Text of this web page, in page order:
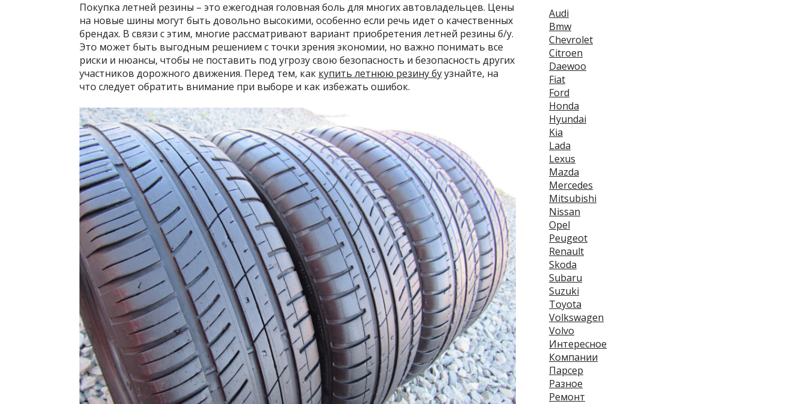
Покупка летней резины – это ежегодная головная боль для многих автовладельцев. Цены
на новые шины могут быть довольно высокими, особенно если речь идет о качественных
брендах. В связи с этим, многие рассматривают вариант приобретения летней резины б/у.
Это может быть выгодным решением с точки зрения экономии, но важно понимать все
риски и нюансы, чтобы не поставить под угрозу свою безопасность и безопасность других
участников дорожного движения. Перед тем, как купить летнюю резину буузнайте, на
что следует обратить внимание при выборе и как избежать ошибок.
Audi
Bmw
Chevrolet
Citroen
Daewoo
Fiat
Ford
Honda
Hyundai
Kia
Lada
Lexus
Mazda
Mercedes
Mitsubishi
Nissan
Opel
Peugeot
Renault
Skoda
Subaru
Suzuki
Toyota
Volkswagen
Volvo
Интересное
Компании
Парсер
Разное
Ремонт